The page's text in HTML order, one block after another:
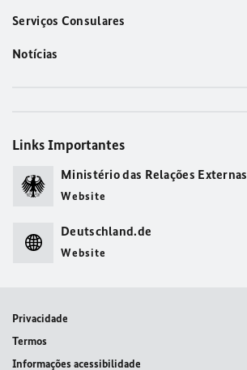
Serviços Consulares
Notícias
Links Importantes
Ministério das Relações Externas
Website
Deutschland.de
Website
Privacidade
Termos
Informações acessibilidade